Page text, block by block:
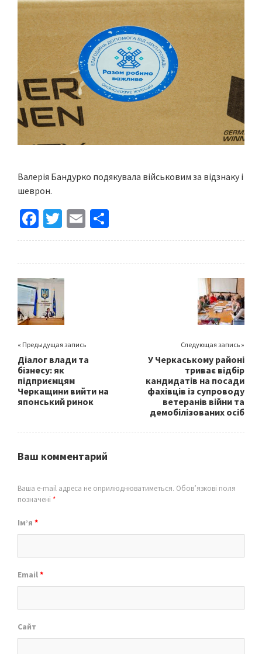
Валерія Бандурко подякувала військовим за відзнаку і
шеврон.
Fa
ce
o
o
k
T
wi
er
E
m h
« Предыдущая запись
Діалог влади та
бізнесу: як
підприємцям
Черкащини вийти на
японський ринок
Следующая запись »
У Черкаському районі
триває відбір
кандидатів на посади
фахівців із супроводу
ветеранів війни та
демобілізованих осіб
Ваш комментарий
Ваша e-mail адреса не оприлюднюватиметься. Обов’язкові поля
позначені *
Ім’я *
Email*
Сайт